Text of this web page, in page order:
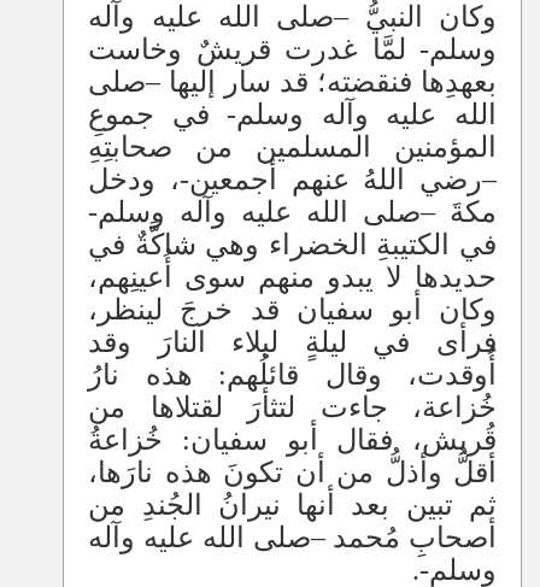
وكان النبيُّ–صلى الله عليه وآله
وسلم- لمَّا غدرت قريشٌ وخاست
بعهدِها فنقضته؛ قد سار إليها–صلى
الله عليه وآله وسلم- في جموعِ
المؤمنين المسلمين من صحابتِهِ
–رضي اللهُ عنهم أجمعين-، ودخل
مكةَ–صلى الله عليه وآله وسلم-
في الكتيبةِ الخضراء وهي شاكَّةٌ في
حديدها لا يبدو منهم سوى أُعينِهم،
وكان أبو سفيان قد خرجَ لينظر،
فرأى في ليلةٍ ليلاء النارَ وقد
أُوقدت، وقال قائلُهم: هذه نارُ
خُزاعة، جاءت لتثأرَ لقتلاها من
قُريش، فقال أبو سفيان: خُزاعةُ
أقلُّ وأذلُّ من أن تكونَ هذه نارَها،
ثم تبين بعد أنها نيرانُ الجُندِ من
أصحابِ مُحمد–صلى الله عليه وآله
وسلم-.